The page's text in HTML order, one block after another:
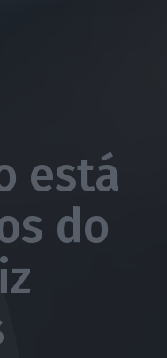
está
do